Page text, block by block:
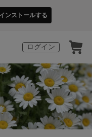
インストールする
ログイン